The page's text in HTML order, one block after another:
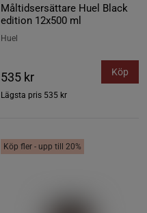
Måltidsersättare Huel Black
edition 12x500 ml
Huel
535 kr
Lägsta pris 535 kr
Köp
Köp fler - upp till 20%